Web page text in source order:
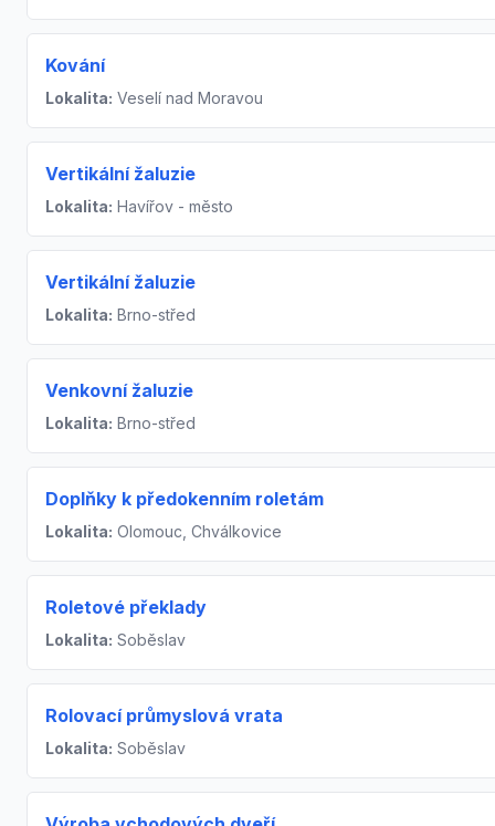
Kování
Lokalita: Veselí nad Moravou
Vertikální žaluzie
Lokalita: Havířov - město
Vertikální žaluzie
Lokalita: Brno-střed
Venkovní žaluzie
Lokalita: Brno-střed
Doplňky k předokenním roletám
Lokalita: Olomouc, Chválkovice
Roletové překlady
Lokalita: Soběslav
Rolovací průmyslová vrata
Lokalita: Soběslav